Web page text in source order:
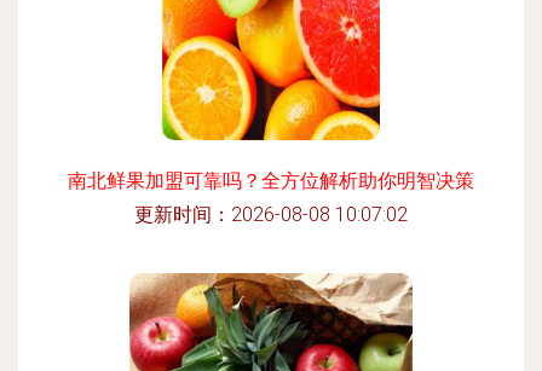
南北鲜果加盟可靠吗？全方位解析助你明智决策
更新时间：2026-08-08 10:07:02